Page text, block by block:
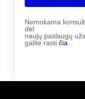
Nemokama
dėl
naujų paslaugų
galite rasti čia